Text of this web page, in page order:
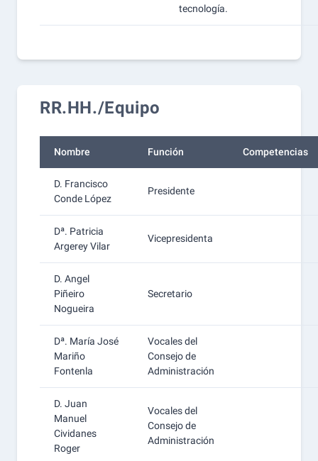
tecnología.
RR.HH./Equipo
Nombre Función Competencias
D. Francisco
Conde López
Presidente
Dª. Patricia
Argerey Vilar
Vicepresidenta
D. Angel
Piñeiro
Nogueira
Secretario
Dª. María José
Mariño
Fontenla
Vocales del
Consejo de
Administración
D. Juan
Manuel
Cividanes
Roger
Vocales del
Consejo de
Administración